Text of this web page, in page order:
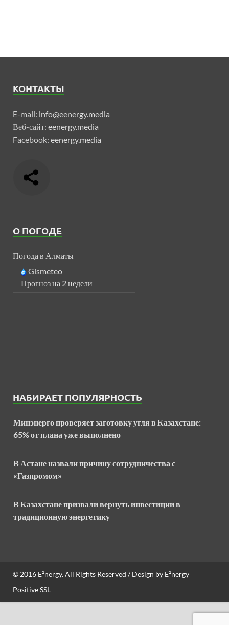
КОНТАКТЫ
E-mail: info@eenergy.media
Веб-сайт: eenergy.media
Facebook: eenergy.media
О ПОГОДЕ
Погода в Алматы
Gismeteo
Прогноз на 2 недели
НАБИРАЕТ ПОПУЛЯРНОСТЬ
Минэнерго проверяет заготовку угля в Казахстане:
65% от плана уже выполнено
В Астане назвали причину сотрудничества с
«Газпромом»
В Казахстане призвали вернуть инвестиции в
традиционную энергетику
© 2016 E²nergy. All Rights Reserved / Design by E²nergy
Positive SSL